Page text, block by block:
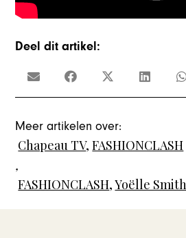
Deel dit artikel:
Meer artikelen over:
Chapeau TV,FASHIONCLASH
,
FASHIONCLASH,Yoëlle Smith